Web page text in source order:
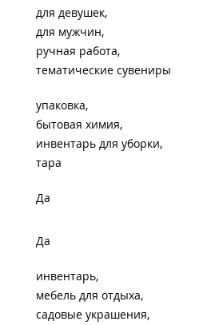
для девушек
для мужчин
ручная работа
тематические сувениры
упаковка
бытовая химия
инвентарь для уборки
тара
Да
Да
инвентарь
мебель для отдыха
садовые украшения